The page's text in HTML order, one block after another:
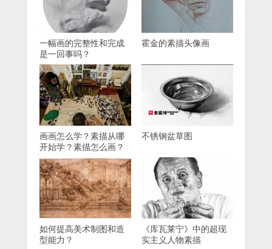
一幅画的完整性和完成
是一回事吗？
霍金的素描头像画
画画怎么学？素描从哪
开始学？素描怎么画？
不锈钢盆草图
如何提高美术制图和造
型能力？
《库瓦莱宁》中的超现
实主义人物素描